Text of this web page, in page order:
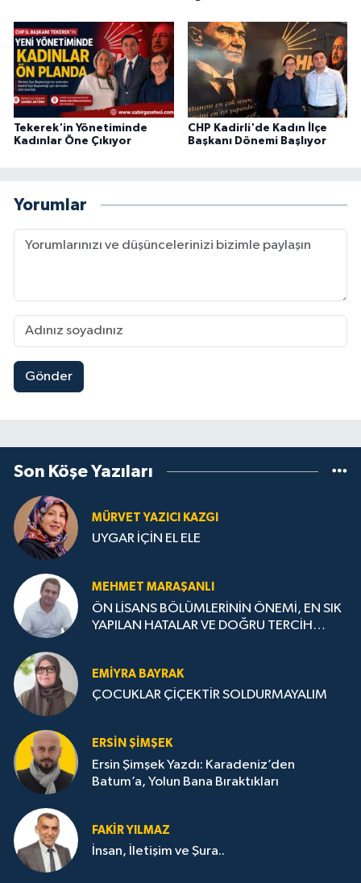
Tekerek'in Yönetiminde
Kadınlar Öne Çıkıyor
CHP Kadirli'de Kadın İlçe
Başkanı Dönemi Başlıyor
Yorumlar
Gönder
Son Köşe Yazıları
MÜRVET YAZICI KAZGI
UYGAR İÇİN EL ELE
MEHMET MARAŞANLI
ÖN LİSANS BÖLÜMLERİNİN ÖNEMİ, EN SIK
YAPILAN HATALAR VE DOĞRU TERCİH
EMIYRA BAYRAK
ÇOCUKLAR ÇİÇEKTİR SOLDURMAYALIM
ERSIN ŞIMŞEK
Ersin Şimşek Yazdı: Karadeniz’den
Batum’a, Yolun Bana Bıraktıkları
FAKIR YILMAZ
İnsan, İletişim ve Şura..